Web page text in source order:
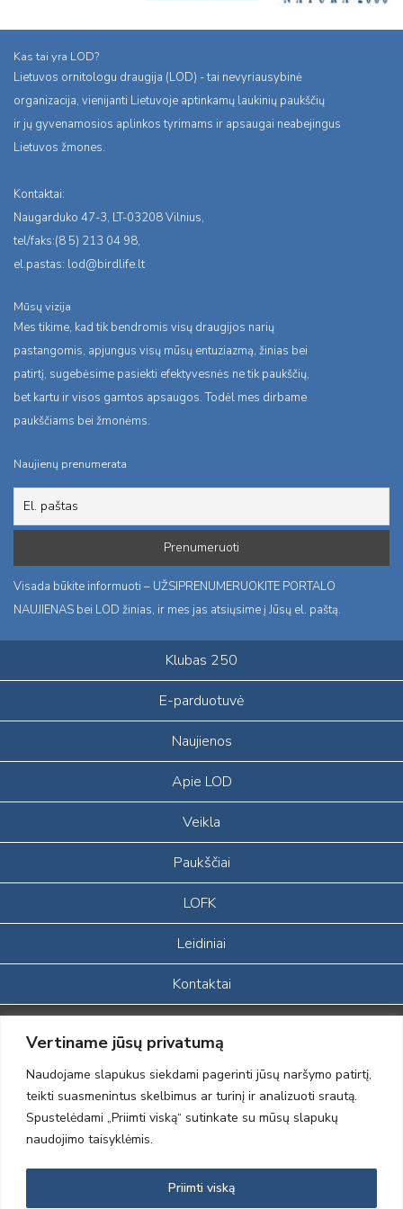
Vertiname jūsų privatumą
Naudojame slapukus siekdami pagerinti jūsų naršymo patirtį,
teikti suasmenintus skelbimus ar turinį ir analizuoti srautą.
Spustelėdami „Priimti viską“ sutinkate su mūsų slapukų
naudojimo taisyklėmis.
Priimti viską
Kas tai yra LOD?
Lietuvos ornitologu draugija (LOD) - tai nevyriausybinė
organizacija, vienijanti Lietuvoje aptinkamų laukinių paukščių
ir jų gyvenamosios aplinkos tyrimams ir apsaugai neabejingus
Lietuvos žmones.
Kontaktai:
Naugarduko 47-3, LT-03208 Vilnius,
tel/faks:(8 5) 213 04 98,
el.pastas: lod@birdlife.lt
Mūsų vizija
Mes tikime, kad tik bendromis visų draugijos narių
pastangomis, apjungus visų mūsų entuziazmą, žinias bei
patirtį, sugebėsime pasiekti efektyvesnės ne tik paukščių,
bet kartu ir visos gamtos apsaugos. Todėl mes dirbame
paukščiams bei žmonėms.
Naujienų prenumerata
Visada būkite informuoti – UŽSIPRENUMERUOKITE PORTALO
NAUJIENAS bei LOD žinias, ir mes jas atsiųsime į Jūsų el. paštą.
Klubas 250
E-parduotuvė
Naujienos
Apie LOD
Veikla
Paukščiai
LOFK
Leidiniai
Kontaktai
Portalas sukurtas įgyvendinant Lietuvos Respublikos, Europos
ekonominės erdvės ir Norvegijos finansinių mechanizmų iš dalies
finansuojamą paprojektį
„LOD visuomeninės /gamtosauginės veiklos sustiprinimas ir įvaizdžio
formavimas įtraukiant visuomenę į aplinkosauginių tyrimų veiklą“
(paprojekčio
įgyvendinimo sutarties numeris 2004-LT0008-NVO-1EEE/NOR-02-
2012 © Lietuvos Ornitologų Draugija © 2014, Visos teisės saugomos